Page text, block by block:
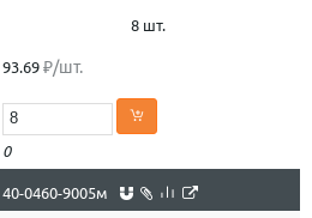
8 шт.
93.69 ₽/шт.
0
40-0460-9005м